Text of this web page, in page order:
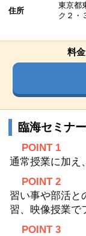
住所
東京都
ク２・
料
臨海セミナ
POINT 1
通常授業に加え
POINT 2
習い事や部活と
習、映像授業で
POINT 3